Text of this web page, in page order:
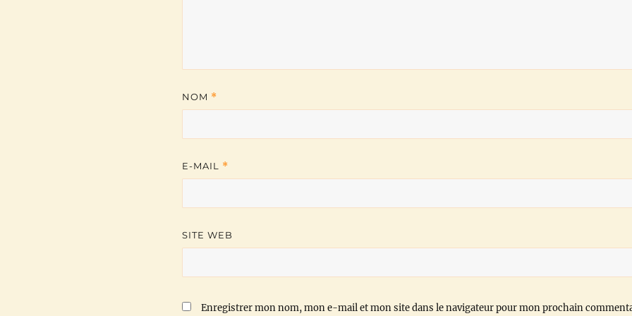
NOM *
E-MAIL *
SITE WEB
Enregistrer mon nom, mon e-mail et mon site dans le navigateur pour mon prochain